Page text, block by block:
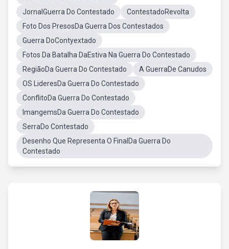
JornalGuerra Do Contestado
ContestadoRevolta
Foto Dos PresosDa Guerra Dos Contestados
Guerra DoContyextado
Fotos Da Batalha DaEstiva Na Guerra Do Contestado
RegiãoDa Guerra Do Contestado
A GuerraDe Canudos
OS LideresDa Guerra Do Contestado
ConflitoDa Guerra Do Contestado
ImangemsDa Guerra Do Contestado
SerraDo Contestado
Desenho Que Representa O FinalDa Guerra Do
Contestado